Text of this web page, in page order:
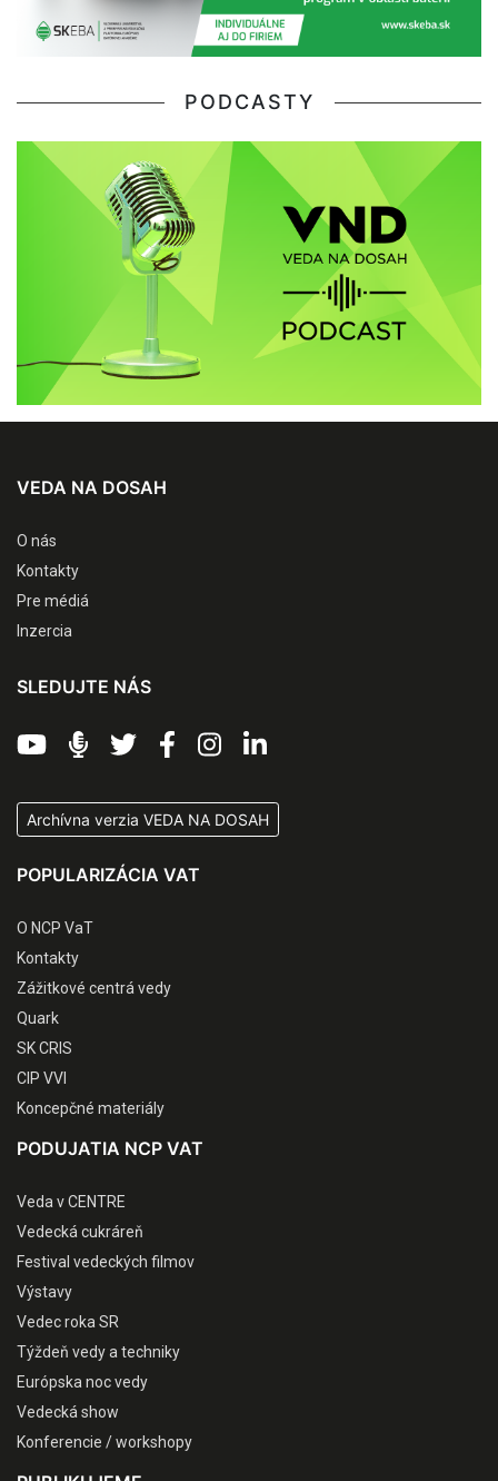
PODCASTY
VEDA NA DOSAH
O nás
Kontakty
Pre médiá
Inzercia
SLEDUJTE NÁS
Archívna verzia VEDA NA DOSAH
POPULARIZÁCIA VAT
O NCP VaT
Kontakty
Zážitkové centrá vedy
Quark
SK CRIS
CIP VVI
Koncepčné materiály
PODUJATIA NCP VAT
Veda v CENTRE
Vedecká cukráreň
Festival vedeckých filmov
Výstavy
Vedec roka SR
Týždeň vedy a techniky
Európska noc vedy
Vedecká show
Konferencie / workshopy